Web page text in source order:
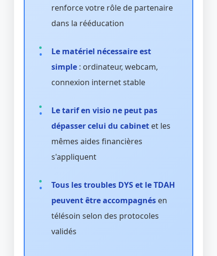
renforce votre rôle de partenaire
dans la rééducation
Le matériel nécessaire est
simple : ordinateur, webcam,
connexion internet stable
Le tarif en visio ne peut pas
dépasser celui du cabinet et les
mêmes aides financières
s'appliquent
Tous les troubles DYS et le TDAH
peuvent être accompagnés en
télésoin selon des protocoles
validés